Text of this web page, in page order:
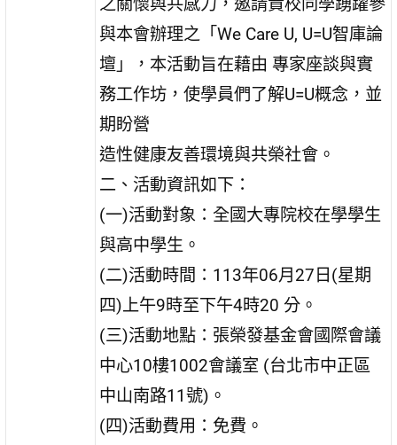
之關懷與共感力，邀請貴校同學踴躍參
與本會辦理之「We Care U, U=U智庫論
壇」，本活動旨在藉由 專家座談與實
務工作坊，使學員們了解U=U概念，並
期盼營
造性健康友善環境與共榮社會。
二、活動資訊如下：
(一)活動對象：全國大專院校在學學生
與高中學生。
(二)活動時間：113年06月27日(星期
四)上午9時至下午4時20 分。
(三)活動地點：張榮發基金會國際會議
中心10樓1002會議室 (台北市中正區
中山南路11號)。
(四)活動費用：免費。